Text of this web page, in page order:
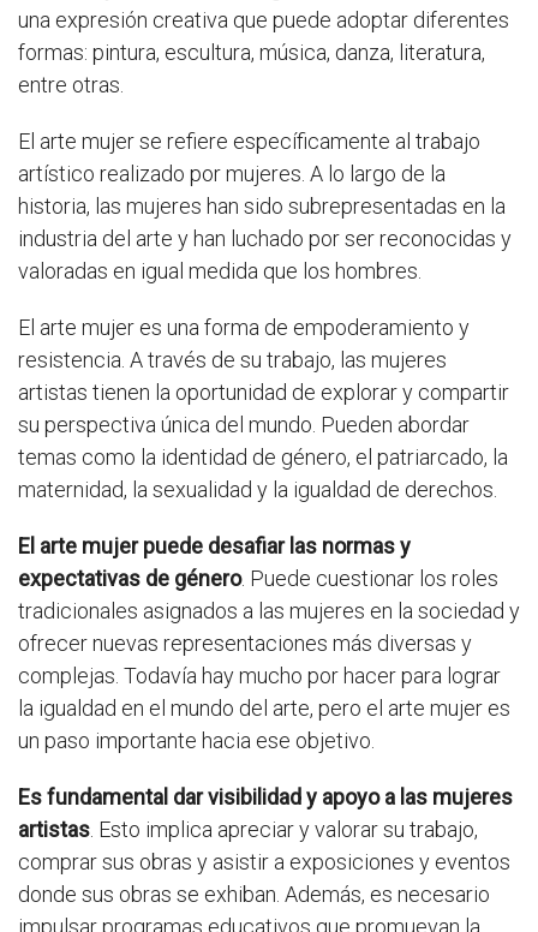
una expresión creativa que puede adoptar diferentes
formas: pintura, escultura, música, danza, literatura,
entre otras.
El arte mujer se refiere específicamente al trabajo
artístico realizado por mujeres. A lo largo de la
historia, las mujeres han sido subrepresentadas en la
industria del arte y han luchado por ser reconocidas y
valoradas en igual medida que los hombres.
El arte mujer es una forma de empoderamiento y
resistencia. A través de su trabajo, las mujeres
artistas tienen la oportunidad de explorar y compartir
su perspectiva única del mundo. Pueden abordar
temas como la identidad de género, el patriarcado, la
maternidad, la sexualidad y la igualdad de derechos.
El arte mujer puede desafiar las normas y
expectativas de género. Puede cuestionar los roles
tradicionales asignados a las mujeres en la sociedad y
ofrecer nuevas representaciones más diversas y
complejas. Todavía hay mucho por hacer para lograr
la igualdad en el mundo del arte, pero el arte mujer es
un paso importante hacia ese objetivo.
Es fundamental dar visibilidad y apoyo a las mujeres
artistas . Esto implica apreciar y valorar su trabajo,
comprar sus obras y asistir a exposiciones y eventos
donde sus obras se exhiban. Además, es necesario
impulsar programas educativos que promuevan la